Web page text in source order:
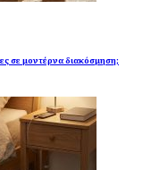
σε μοντέρνα διακόσμηση;